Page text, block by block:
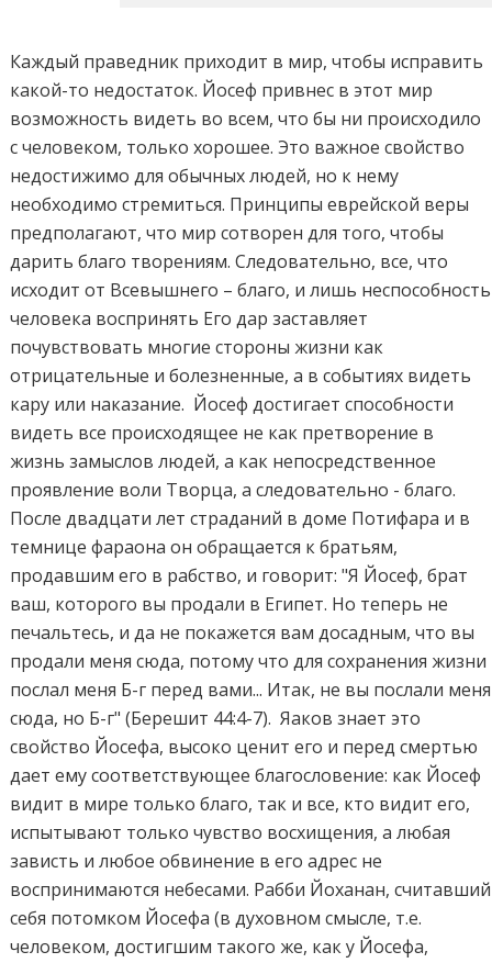
Каждый праведник приходит в мир, чтобы исправить
какой-то недостаток. Йосеф привнес в этот мир
возможность видеть во всем, что бы ни происходило
с человеком, только хорошее. Это важное свойство
недостижимо для обычных людей, но к нему
необходимо стремиться. Принципы еврейской веры
предполагают, что мир сотворен для того, чтобы
дарить благо творениям. Следовательно, все, что
исходит от Всевышнего – благо, и лишь неспособность
человека воспринять Его дар заставляет
почувствовать многие стороны жизни как
отрицательные и болезненные, а в событиях видеть
кару или наказание. Йосеф достигает способности
видеть все происходящее не как претворение в
жизнь замыслов людей, а как непосредственное
проявление воли Творца, а следовательно - благо.
После двадцати лет страданий в доме Потифара и в
темнице фараона он обращается к братьям,
продавшим его в рабство, и говорит: "Я Йосеф, брат
ваш, которого вы продали в Египет. Но теперь не
печальтесь, и да не покажется вам досадным, что вы
продали меня сюда, потому что для сохранения жизни
послал меня Б-г перед вами... Итак, не вы послали меня
сюда, но Б-г" (Берешит 44:4-7). Яаков знает это
свойство Йосефа, высоко ценит его и перед смертью
дает ему соответствующее благословение: как Йосеф
видит в мире только благо, так и все, кто видит его,
испытывают только чувство восхищения, а любая
зависть и любое обвинение в его адрес не
воспринимаются небесами. Рабби Йоханан, считавший
себя потомком Йосефа (в духовном смысле, т.е.
человеком, достигшим такого же, как у Йосефа,